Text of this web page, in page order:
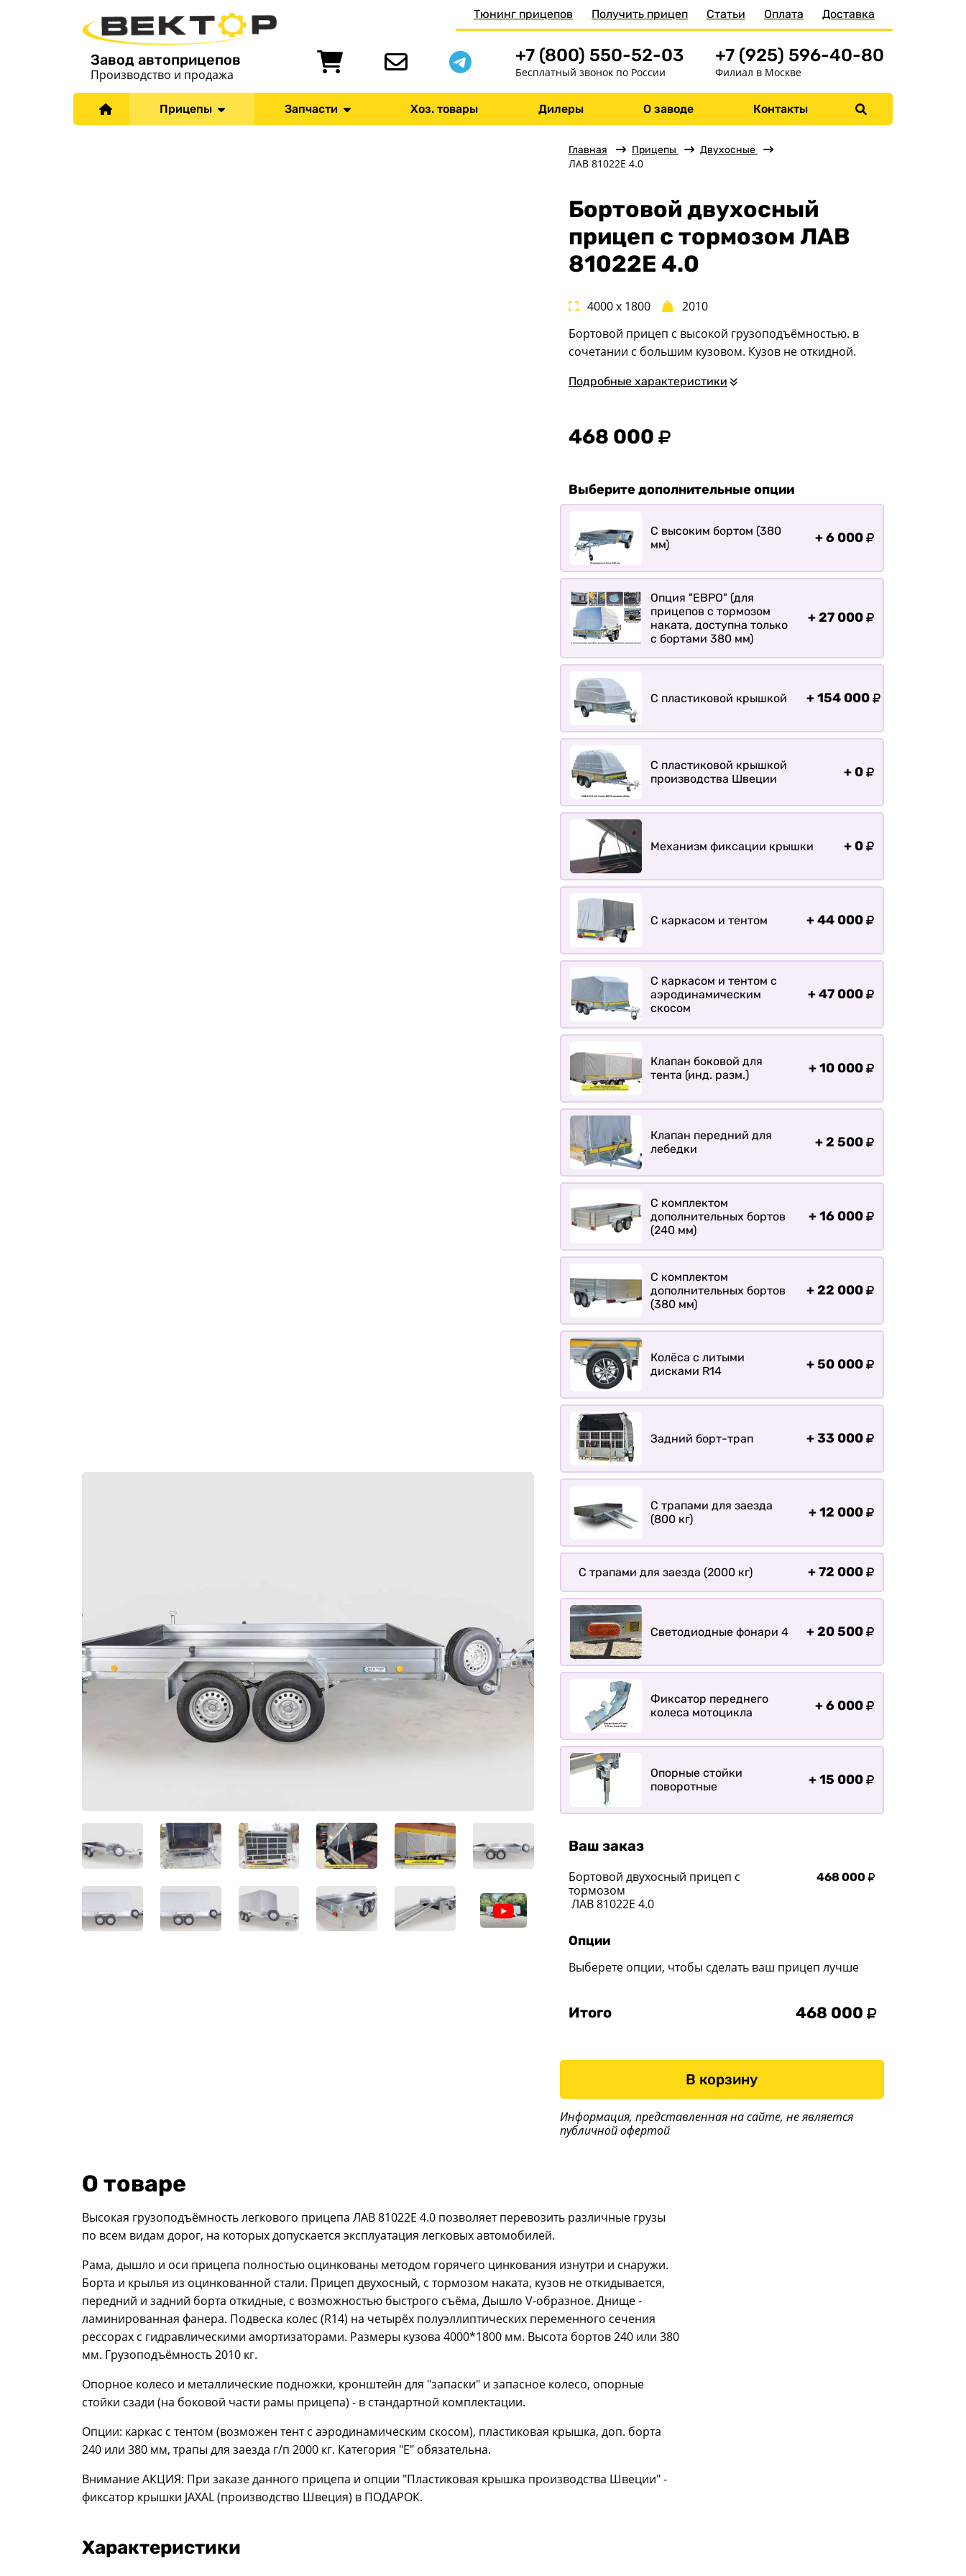
Меню
Бортовые
Для водной техники
Спец. назначения
квадроциклов
Прицепы для
Прицепы для
Прицепы для лодок и
Прицепы для мотоблока
Прицепы для лодки РИБ
Прицепы для перевозки
Хоз. товары
О заводе
Контакты
Получить прицеп
Доставка
Завод автоприцепов
Производство и продажа
Тюнинг прицепов Получить прицеп Статьи Оплата Доставка
+7 (800) 550-52-03
Бесплатный звонок по России
+7 (925) 596-40-80
Филиал в Москве
Прицепы Запчасти Хоз. товары Дилеры О заводе Контакты
Главная Прицепы Двухосные
ЛАВ 81022E 4.0
Бортовой двухосный
прицеп с тормозом ЛАВ
81022E 4.0
4000 x 1800
2010
Бортовой прицеп с высокой грузоподъёмностью. в
сочетании с большим кузовом. Кузов не откидной.
Подробные характеристики
468 000
Выберите дополнительные опции
С высоким бортом (380
мм)
+6 000
Опция "ЕВРО" (для
прицепов с тормозом
наката, доступна только
с бортами 380 мм)
+27 000
С пластиковой крышкой +154 000
С пластиковой крышкой
производства Швеции
+ 0
Механизм фиксации крышки + 0
С каркасом и тентом +44 000
С каркасом и тентом с
аэродинамическим
скосом
+47 000
Клапан боковой для
тента (инд. разм.)
+10 000
Клапан передний для
лебедки
+2 500
С комплектом
дополнительных бортов
(240 мм)
+16 000
С комплектом
дополнительных бортов
(380 мм)
+22 000
Колёса с литыми
дисками R14
+50 000
Задний борт-трап +33 000
С трапами для заезда
(800 кг)
+12 000
С трапами для заезда (2000 кг) +72 000
Светодиодные фонари 4 +20 500
Фиксатор переднего
колеса мотоцикла
+6 000
Опорные стойки
поворотные
+15 000
Ваш заказ
Бортовой двухосный прицеп с
тормозом
ЛАВ 81022E 4.0
468 000
Опции
Выберете опции, чтобы сделать ваш прицеп лучше
Итого 468 000
В корзину
Информация, представленная на сайте, не является
публичной офертой
О товаре
Высокая грузоподъёмность легкового прицепа ЛАВ 81022Е 4.0 позволяет перевозить различные грузы
по всем видам дорог, на которых допускается эксплуатация легковых автомобилей.
Рама, дышло и оси прицепа полностью оцинкованы методом горячего цинкования изнутри и снаружи.
Борта и крылья из оцинкованной стали. Прицеп двухосный, с тормозом наката, кузов не откидывается,
передний и задний борта откидные, с возможностью быстрого съёма, Дышло V-образное. Днище -
ламинированная фанера. Подвеска колес (R14) на четырёх полуэллиптических переменного сечения
рессорах с гидравлическими амортизаторами. Размеры кузова 4000*1800 мм. Высота бортов 240 или 380
мм. Грузоподъёмность 2010 кг.
Опорное колесо и металлические подножки, кронштейн для "запаски" и запасное колесо, опорные
стойки сзади (на боковой части рамы прицепа) - в стандартной комплектации.
Опции: каркас с тентом (возможен тент с аэродинамическим скосом), пластиковая крышка, доп. борта
240 или 380 мм, трапы для заезда г/п 2000 кг. Категория "Е" обязательна.
Внимание АКЦИЯ: При заказе данного прицепа и опции "Пластиковая крышка производства Швеции" -
фиксатор крышки JAXAL (производство Швеция) в ПОДАРОК.
Характеристики